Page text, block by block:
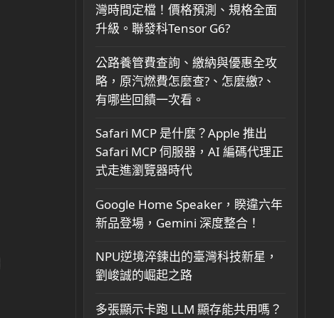
灣時間定檔！價格預測、規格全面
升級。聯發科Tensor G6?
公路養管費查詢、繳納與優惠全攻
略，原汽燃費怎麼查?、怎麼繳?、
有哪些回饋一次看。
Safari MCP 是什麼？Apple 推出
Safari MCP 伺服器，AI 編碼代理正
式走進瀏覽器時代
Google Home Speaker，睽違六年
新品登場，Gemini 深度整合！
NPU逆境淬鍊出的臺灣科技新星，
劉峻誠的崛起之路
多張顯示卡跑 LLM 顯存能共用嗎？